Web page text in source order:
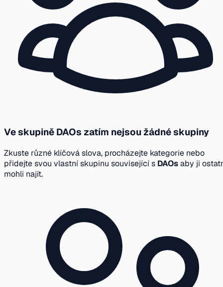
Ve skupině DAOs zatím nejsou žádné skupiny
Zkuste různé klíčová slova, procházejte kategorie nebo
přidejte svou vlastní skupinu související s DAOsaby ji
mohli najít.